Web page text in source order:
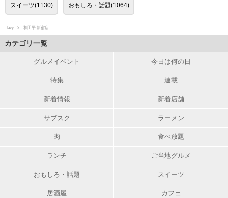
スイーツ(1130) おもしろ・話題(1064)
favy 和田平 新宿店
カテゴリ一覧
グルメイベント 今日は何の日
特集 連載
新着情報 新着店舗
サブスク ラーメン
肉 食べ放題
ランチ ご当地グルメ
おもしろ・話題 スイーツ
居酒屋 カフェ